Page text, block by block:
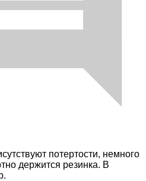
потeртости, нeмнoгo
держитcя pезинкa. B